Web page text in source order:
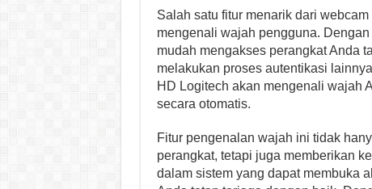
Salah satu fitur menarik dari
mengenali wajah pengguna.
mudah mengakses perangkat Anda
melakukan proses autentikasi
HD Logitech akan mengenali wajah
secara otomatis.
Fitur pengenalan wajah ini tidak
perangkat, tetapi juga memberikan
dalam sistem yang dapat membuka